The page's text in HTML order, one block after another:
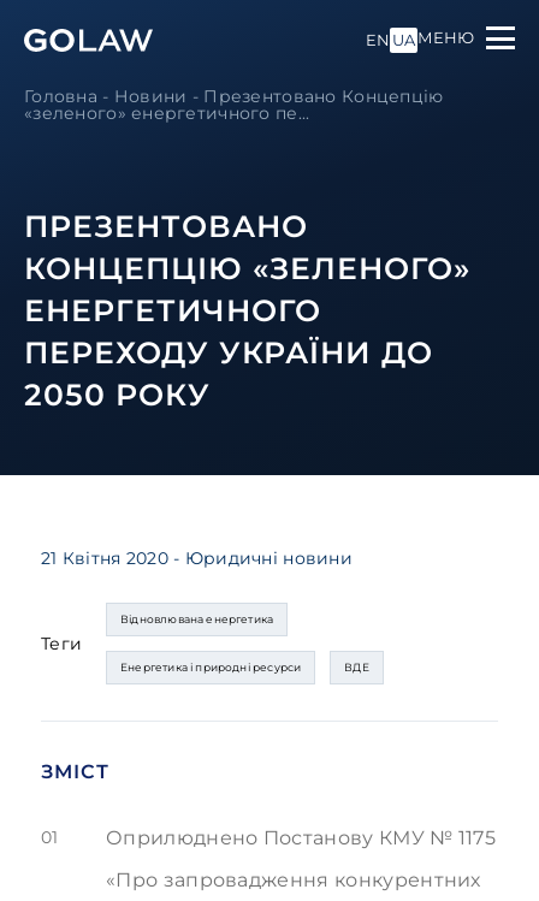
EN UAМЕНЮ
Головна - Новини - Презентовано Концепцію
«зеленого» енергетичного пе...
ПРЕЗЕНТОВАНО
КОНЦЕПЦІЮ «ЗЕЛЕНОГО»
ЕНЕРГЕТИЧНОГО
ПЕРЕХОДУ УКРАЇНИ ДО
2050 РОКУ
21 Квітня 2020 - Юридичні новини
Теги
Відновлювана енергетика
Енергетика і природні ресурси ВДЕ
ЗМІСТ
01
Оприлюднено Постанову КМУ № 1175
«Про запровадження конкурентних